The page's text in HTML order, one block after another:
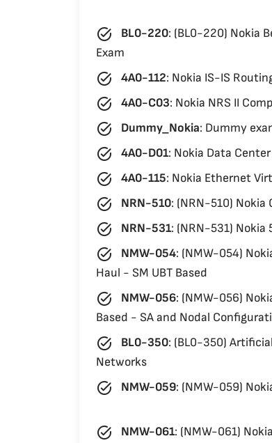
task_alt BL0-220: (BL0-220) Nokia
Exam
task_alt 4A0-112: Nokia IS-IS
task_alt 4A0-C03: Nokia NRS II
task_alt Dummy_Nokia: Dummy
task_alt 4A0-D01: Nokia Data
task_alt 4A0-115: Nokia Ethernet
task_alt NRN-510: (NRN-510) Nokia
task_alt NRN-531: (NRN-531) Nokia
task_alt NMW-054: (NMW-054)
Haul - SM UBT Based
task_alt NMW-056: (NMW-056)
Based - SA and Nodal
task_alt BL0-350: (BL0-350)
Networks
task_alt NMW-059: (NMW-059)
task_alt NMW-061: (NMW-061)